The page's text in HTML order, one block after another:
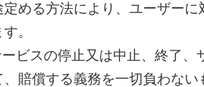
定める方法により、ユーザー
。
ビスの停止又は中止、終了
、賠償する義務を一切負わない